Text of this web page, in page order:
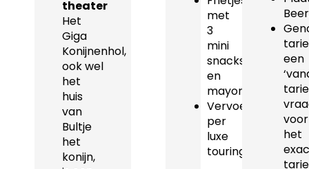
theater
Het
Giga
Konijnenhol,
ook wel
het
huis
van
Bultje
het
konijn,
met
3
mini
snacks
en
mayonaise
Vervoer
per
luxe
touringcar
een
voor
het